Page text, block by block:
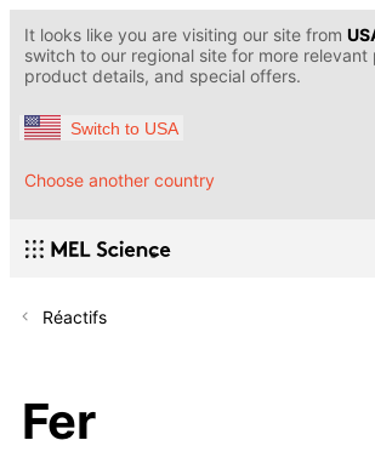
It looks like you are visiting our site from
switch to our regional site for more relevant
product details, and special offers.
Switch to USA
Choose another country
Réactifs
Fer